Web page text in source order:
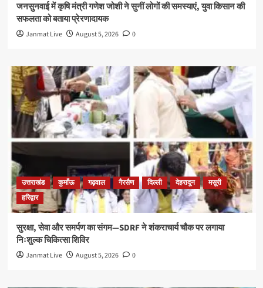
जनसुनवाई में कृषि मंत्री गणेश जोशी ने सुनीं लोगों की समस्याएं, युवा किसान की
सफलता को बताया प्रेरणादायक
Janmat Live August 5, 2026 0
उत्तराखंड कुमाँऊ गढ़वाल गैरसैण दिल्ली देहरादून
मसूरी
हरिद्वार
सुरक्षा, सेवा और समर्पण का संगम—SDRF ने शंकराचार्य चौक पर लगाया
निःशुल्क चिकित्सा शिविर
Janmat Live August 5, 2026 0